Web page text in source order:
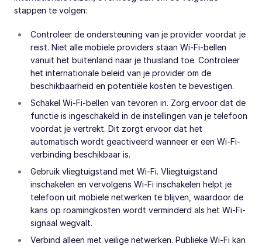
stappen te volgen:
Controleer de ondersteuning van je provider voordat je
reist. Niet alle mobiele providers staan Wi-Fi-bellen
vanuit het buitenland naar je thuisland toe. Controleer
het internationale beleid van je provider om de
beschikbaarheid en potentiële kosten te bevestigen.
Schakel Wi-Fi-bellen van tevoren in. Zorg ervoor dat de
functie is ingeschakeld in de instellingen van je telefoon
voordat je vertrekt. Dit zorgt ervoor dat het
automatisch wordt geactiveerd wanneer er een Wi-Fi-
verbinding beschikbaar is.
Gebruik vliegtuigstand met Wi-Fi. Vliegtuigstand
inschakelen en vervolgens Wi-Fi inschakelen helpt je
telefoon uit mobiele netwerken te blijven, waardoor de
kans op roamingkosten wordt verminderd als het Wi-Fi-
signaal wegvalt.
Verbind alleen met veilige netwerken. Publieke Wi-Fi kan